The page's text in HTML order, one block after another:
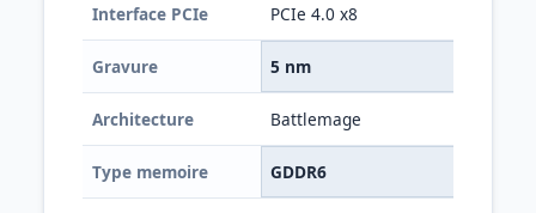
Interface PCIe PCIe 4.0 x8
Gravure 5 nm
Architecture Battlemage
Type memoire GDDR6